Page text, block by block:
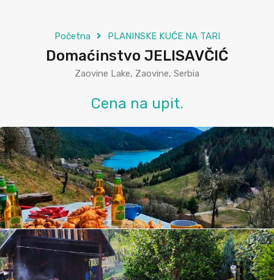
Početna PLANINSKE KUĆE NA TARI
Domaćinstvo JELISAVČIĆ
Zaovine Lake, Zaovine, Serbia
Cena na upit.